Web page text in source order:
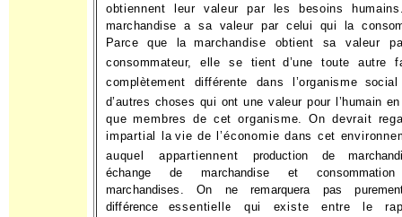
obtiennent leur valeur par les besoins
marchandise a sa valeur par celui qui la
Parce que la
marchandise obtient sa valeur
consommateur, elle se tient d’une toute autre
complètement différente dans l’organisme
d’autres choses qui ont une valeur pour l’humain
que membres de cet organisme. On devrait
impartial la vie de l’économie dans cet
auquel appartiennent production de
échange de marchandise et consomma­
marchandises. On ne remarquera pas
différence
essentielle qui existe entre le